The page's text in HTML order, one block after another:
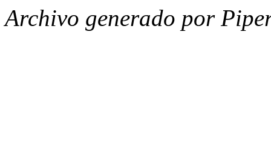
Archivo generado por